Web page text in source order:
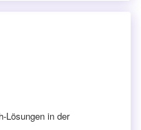
Lösungen in der